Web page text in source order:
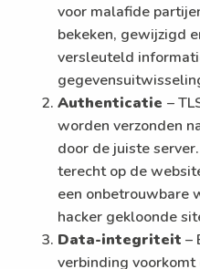
voor malafide
bekeken, gewijzigd
versleuteld
Authenticatie–
worden verzonden
door de juiste
terecht op de
een onbetrouwbare
hacker gekloonde
Data-integriteit –
verbinding